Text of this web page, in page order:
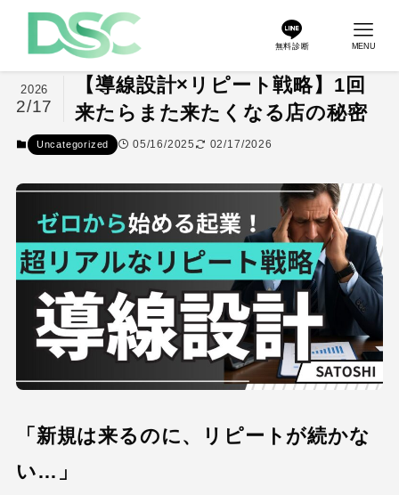
無料診断 MENU
【導線設計×リピート戦略】1回
来たらまた来たくなる店の秘密
2026
2/17
Uncategorized 05/16/2025 02/17/2026
「新規は来るのに、リピートが続かな
い…」